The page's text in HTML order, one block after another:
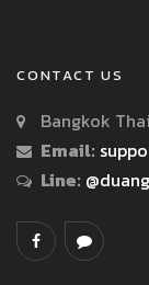
CONTACT US
Bangkok
Email:
Line: